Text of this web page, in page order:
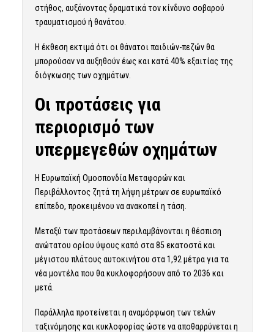
στήθος, αυξάνοντας δραματικά τον κίνδυνο σοβαρού
τραυματισμού ή θανάτου.
Η έκθεση εκτιμά ότι οι θάνατοι παιδιών-πεζών θα
μπορούσαν να αυξηθούν έως και κατά 40% εξαιτίας της
διόγκωσης των οχημάτων.
Οι προτάσεις για
περιορισμό των
υπερμεγεθών οχημάτων
Η Ευρωπαϊκή Ομοσπονδία Μεταφορών και
Περιβάλλοντος ζητά τη λήψη μέτρων σε ευρωπαϊκό
επίπεδο, προκειμένου να ανακοπεί η τάση.
Μεταξύ των προτάσεων περιλαμβάνονται η θέσπιση
ανώτατου ορίου ύψους καπό στα 85 εκατοστά και
μέγιστου πλάτους αυτοκινήτου στα 1,92 μέτρα για τα
νέα μοντέλα που θα κυκλοφορήσουν από το 2036 και
μετά.
Παράλληλα προτείνεται η αναμόρφωση των τελών
ταξινόμησης και κυκλοφορίας ώστε να αποθαρρύνεται η